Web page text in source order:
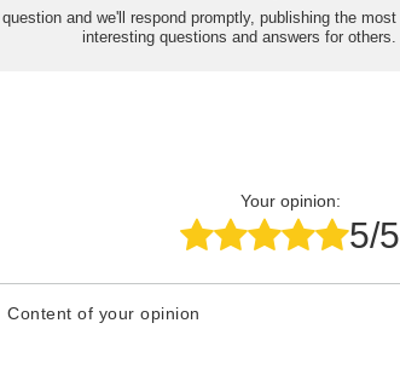
and we'll respond promptly, publishing the most
interesting questions and answers for others.
Your opinion:
5/5
Content of your opinion